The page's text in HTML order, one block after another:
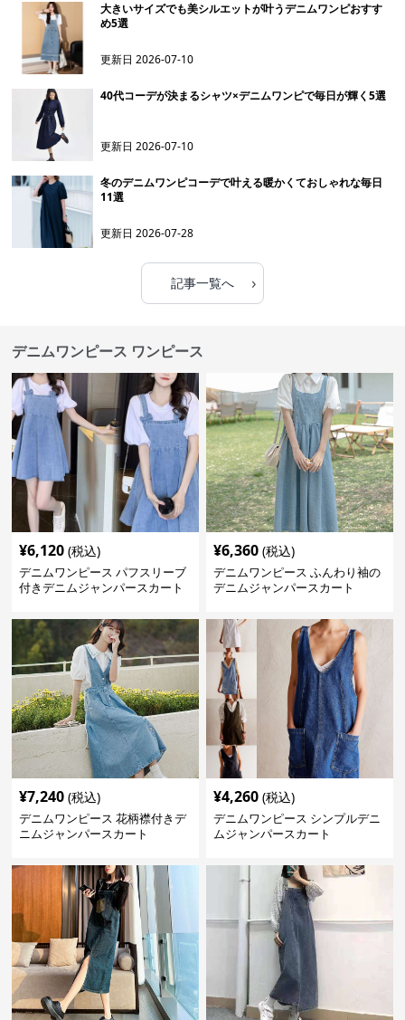
大きいサイズでも美シルエットが叶うデニムワンピおすす
め5選
更新日2026-07-10
40代コーデが決まるシャツ×デニムワンピで毎日が輝く5選
更新日2026-07-10
冬のデニムワンピコーデで叶える暖かくておしゃれな毎日
11選
更新日2026-07-28
記事一覧へ ›
デニムワンピース ワンピース
¥6,120 (税込)
デニムワンピース パフスリーブ
付きデニムジャンパースカート
¥6,360 (税込)
デニムワンピース ふんわり袖の
デニムジャンパースカート
¥7,240 (税込)
デニムワンピース 花柄襟付きデ
ニムジャンパースカート
¥4,260 (税込)
デニムワンピース シンプルデニ
ムジャンパースカート